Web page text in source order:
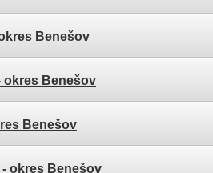
Benešov
okres Benešov
Benešov
- okres Benešov